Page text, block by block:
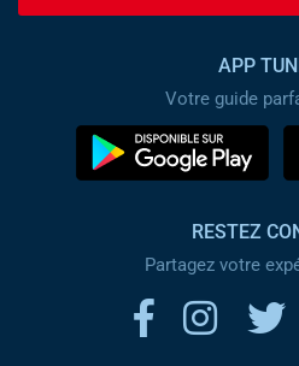
APP
Votre guide
RESTEZ
Partagez votre